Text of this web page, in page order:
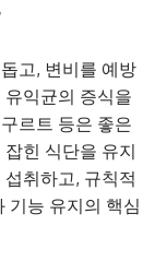
고, 변비를 예방
익균의 증식을
르트 등은 좋은
힌 식단을 유지
취하고, 규칙적
기능 유지의 핵심